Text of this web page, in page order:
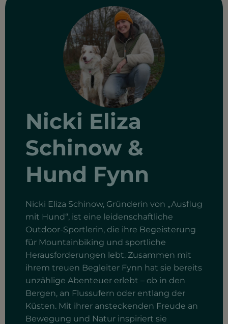
Nicki Eliza
Schinow &
Hund Fynn
Nicki Eliza Schinow, Gründerin von „Ausflug
mit Hund“, ist eine leidenschaftliche
Outdoor-Sportlerin, die ihre Begeisterung
für Mountainbiking und sportliche
Herausforderungen lebt. Zusammen mit
ihrem treuen Begleiter Fynn hat sie bereits
unzählige Abenteuer erlebt – ob in den
Bergen, an Flussufern oder entlang der
Küsten. Mit ihrer ansteckenden Freude an
Bewegung und Natur inspiriert sie